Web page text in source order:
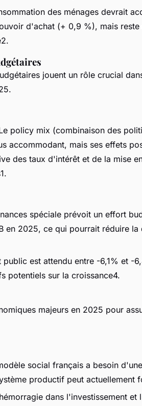
des ménages devrait
d'achat (+ 0,9 %), mais reste
jouent un rôle crucial
policy mix (combinaison des
accommodant, mais ses effets
des taux d'intérêt et de la mise
spéciale prévoit un effort
en 2025, ce qui pourrait réduire la
public est attendu entre -6,1% et -
potentiels sur la croissance4.
majeurs en 2025 pour
social français a besoin
productif peut actuellement
dans l'investissement et